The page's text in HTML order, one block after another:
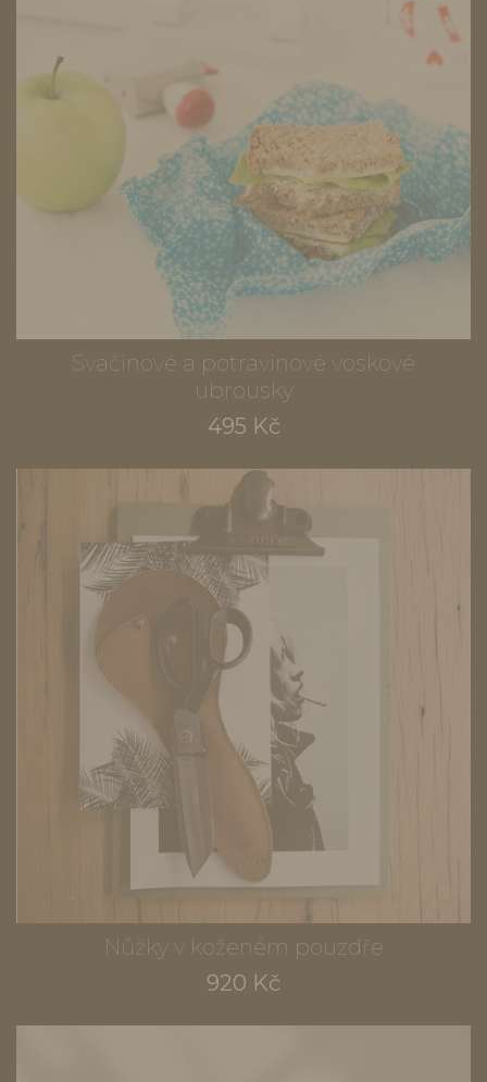
Svačinové a potravinové voskové
ubrousky
495 Kč
Nůžky v koženém pouzdře
920 Kč